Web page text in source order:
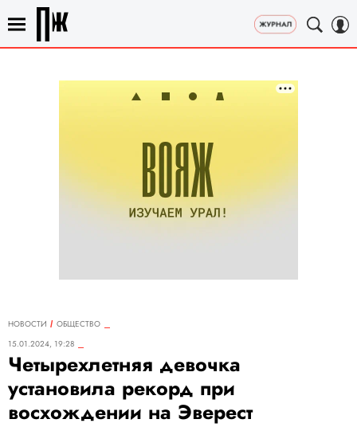
НОВОСТИ
ОБЩЕСТВО
15.01.2024, 19:28
Четырехлетняя девочка
установила рекорд при
восхождении на Эверест